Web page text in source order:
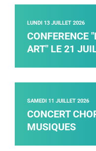
CONFERENCE
ART" LE 21
LUNDI 13 JUILLET 2026
CONCERT
MUSIQUES
SAMEDI 11 JUILLET 2026